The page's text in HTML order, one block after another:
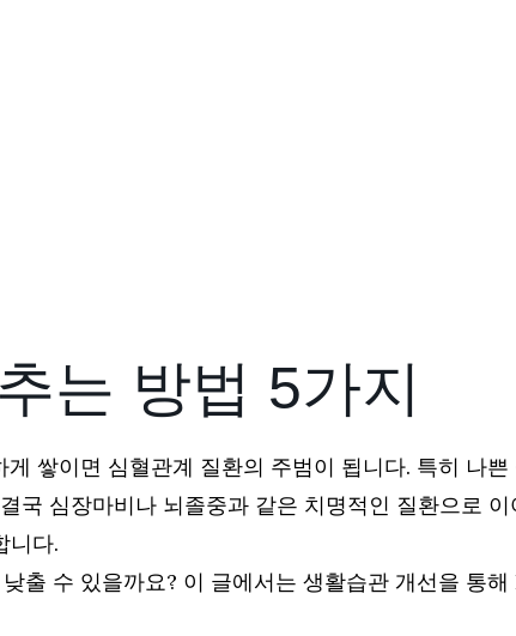
는 방법 5가지
쌓이면 심혈관계 질환의 주범이 됩니다. 특히 나
국 심장마비나 뇌졸중과 같은 치명적인 질환으로
니다.
출 수 있을까요? 이 글에서는 생활습관 개선을 통